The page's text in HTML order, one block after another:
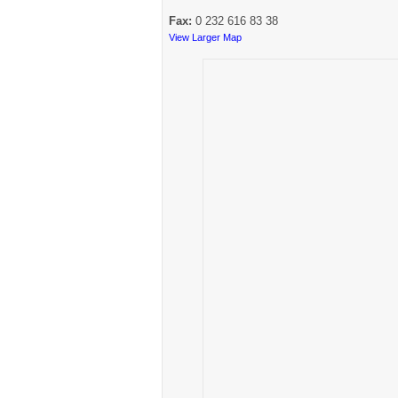
Fax: 0 232 616 83 38
View Larger Map